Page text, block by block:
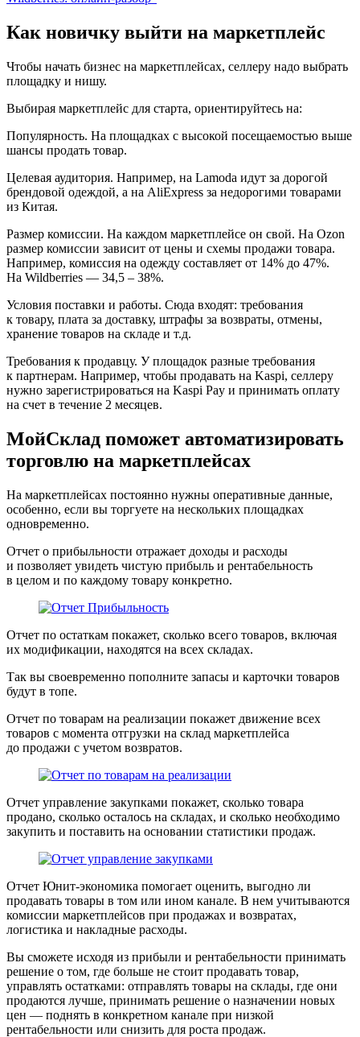
Как новичку выйти на маркетплейс
Чтобы начать бизнес на маркетплейсах, cеллеру надо выбрать
площадку и нишу.
Выбирая маркетплейс для старта, ориентируйтесь на:
Популярность. На площадках с высокой посещаемостью выше
шансы продать товар.
Целевая аудитория. Например, на Lamoda идут за дорогой
брендовой одеждой, а на AliExpress за недорогими товарами
из Китая.
Размер комиссии. На каждом маркетплейсе он свой. На Ozon
размер комиссии зависит от цены и схемы продажи товара.
Например, комиссия на одежду составляет от 14% до 47%.
На Wildberries — 34,5 – 38%.
Условия поставки и работы. Сюда входят: требования
к товару, плата за доставку, штрафы за возвраты, отмены,
хранение товаров на складе и т.д.
Требования к продавцу. У площадок разные требования
к партнерам. Например, чтобы продавать на Kaspi, селлеру
нужно зарегистрироваться на Kaspi Pay и принимать оплату
на счет в течение 2 месяцев.
МойСклад поможет автоматизировать
торговлю на маркетплейсах
На маркетплейсах постоянно нужны оперативные данные,
особенно, если вы торгуете на нескольких площадках
одновременно.
Отчет о прибыльности отражает доходы и расходы
и позволяет увидеть чистую прибыль и рентабельность
в целом и по каждому товару конкретно.
Отчет по остаткам покажет, сколько всего товаров, включая
их модификации, находятся на всех складах.
Так вы своевременно пополните запасы и карточки товаров
будут в топе.
Отчет по товарам на реализации покажет движение всех
товаров с момента отгрузки на склад маркетплейса
до продажи с учетом возвратов.
Отчет управление закупками покажет, сколько товара
продано, сколько осталось на складах, и сколько необходимо
закупить и поставить на основании статистики продаж.
Отчет Юнит-экономика помогает оценить, выгодно ли
продавать товары в том или ином канале. В нем учитываются
комиссии маркетплейсов при продажах и возвратах,
логистика и накладные расходы.
Вы сможете исходя из прибыли и рентабельности принимать
решение о том, где больше не стоит продавать товар,
управлять остатками: отправлять товары на склады, где они
продаются лучше, принимать решение о назначении новых
цен — поднять в конкретном канале при низкой
рентабельности или снизить для роста продаж.